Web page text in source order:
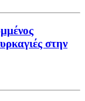
στην